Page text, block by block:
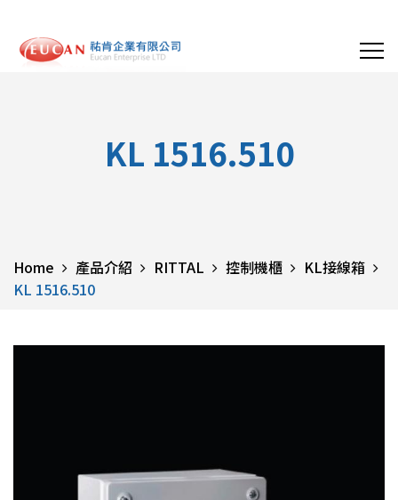
KL 1516.510
Home 產品介紹 RITTAL 控制機櫃
KL接線箱
KL 1516.510